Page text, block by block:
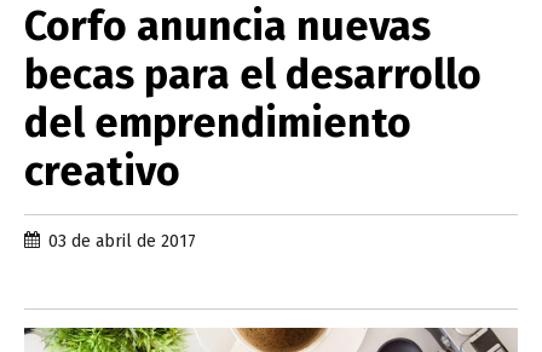
Corfo anuncia nuevas
becas para el desarrollo
del emprendimiento
creativo
03 de abril de 2017